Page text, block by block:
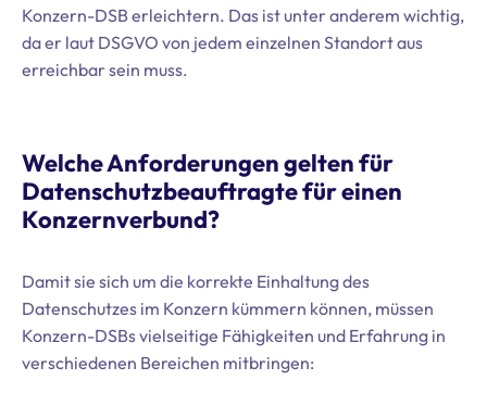
Konzern-DSB erleichtern. Das ist unter anderem wichtig,
da er laut DSGVO von jedem einzelnen Standort aus
erreichbar sein muss.
Welche Anforderungen gelten für
Datenschutzbeauftragte für einen
Konzernverbund?
Damit sie sich um die korrekte Einhaltung des
Datenschutzes im Konzern kümmern können, müssen
Konzern-DSBs vielseitige Fähigkeiten und Erfahrung in
verschiedenen Bereichen mitbringen: